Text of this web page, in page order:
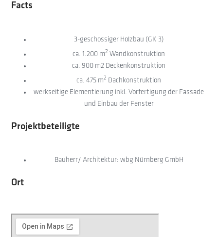
Facts
3-geschossiger Holzbau (GK 3)
ca. 1.200 m2 Wandkonstruktion
ca. 900 m2 Deckenkonstruktion
ca. 475 m2 Dachkonstruktion
werkseitige Elementierung inkl. Vorfertigung der Fassade
und Einbau der Fenster
Projektbeteiligte
Bauherr/ Architektur: wbg Nürnberg GmbH
Ort